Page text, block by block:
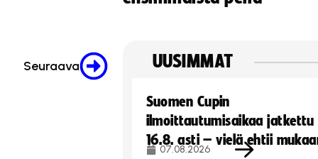
Seuraava UUSIMMAT
Suomen Cupin
ilmoittautumisaikaa jatkettu
16.8. asti – vielä ehtii
07.08.2026